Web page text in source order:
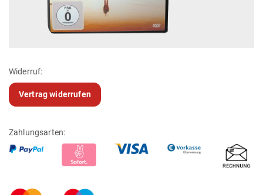
Widerruf:
Vertrag widerrufen
Zahlungsarten: